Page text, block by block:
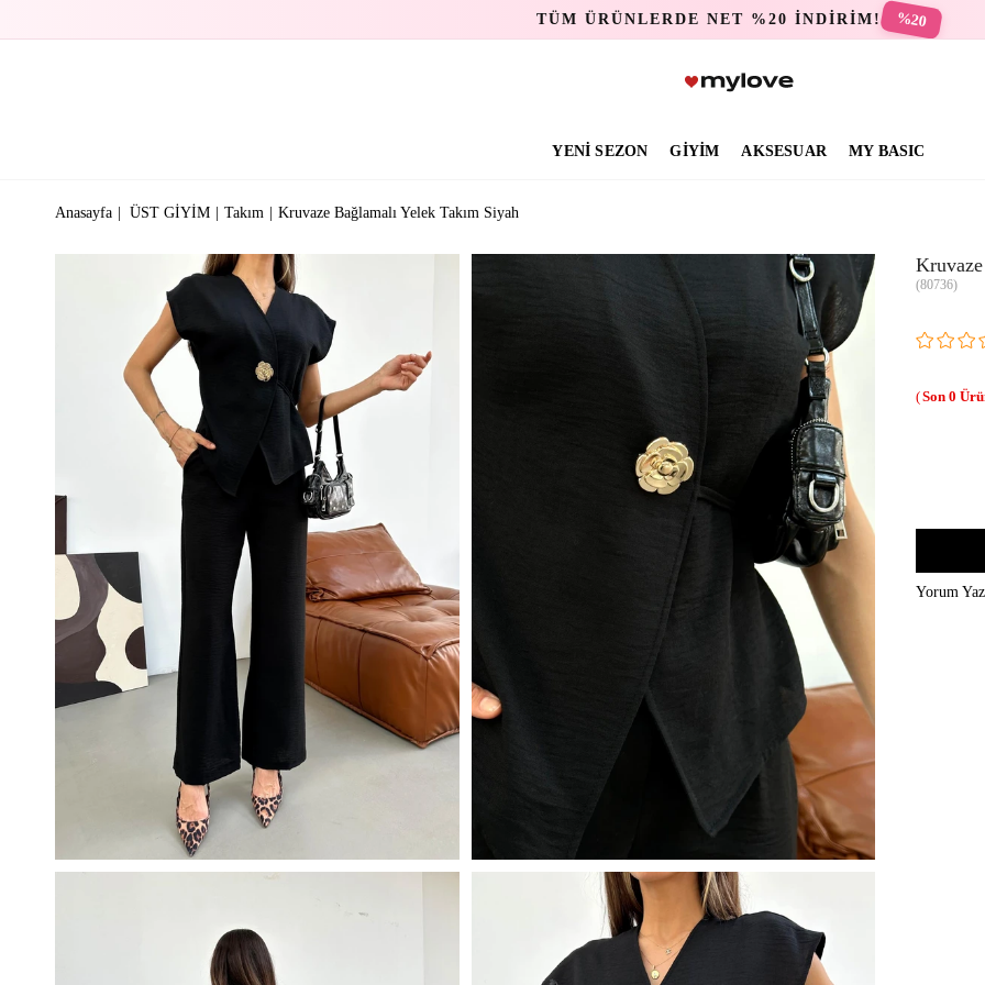
TÜM ÜRÜNLERDE NET %20 İNDİRİM! %20
YENİ SEZON GİYİM AKSESUAR MY BASIC
Anasayfa ÜST GİYİM Takım Kruvaze Bağlamalı Yelek Takım Siyah
(80736)
0
Yorum Yaz